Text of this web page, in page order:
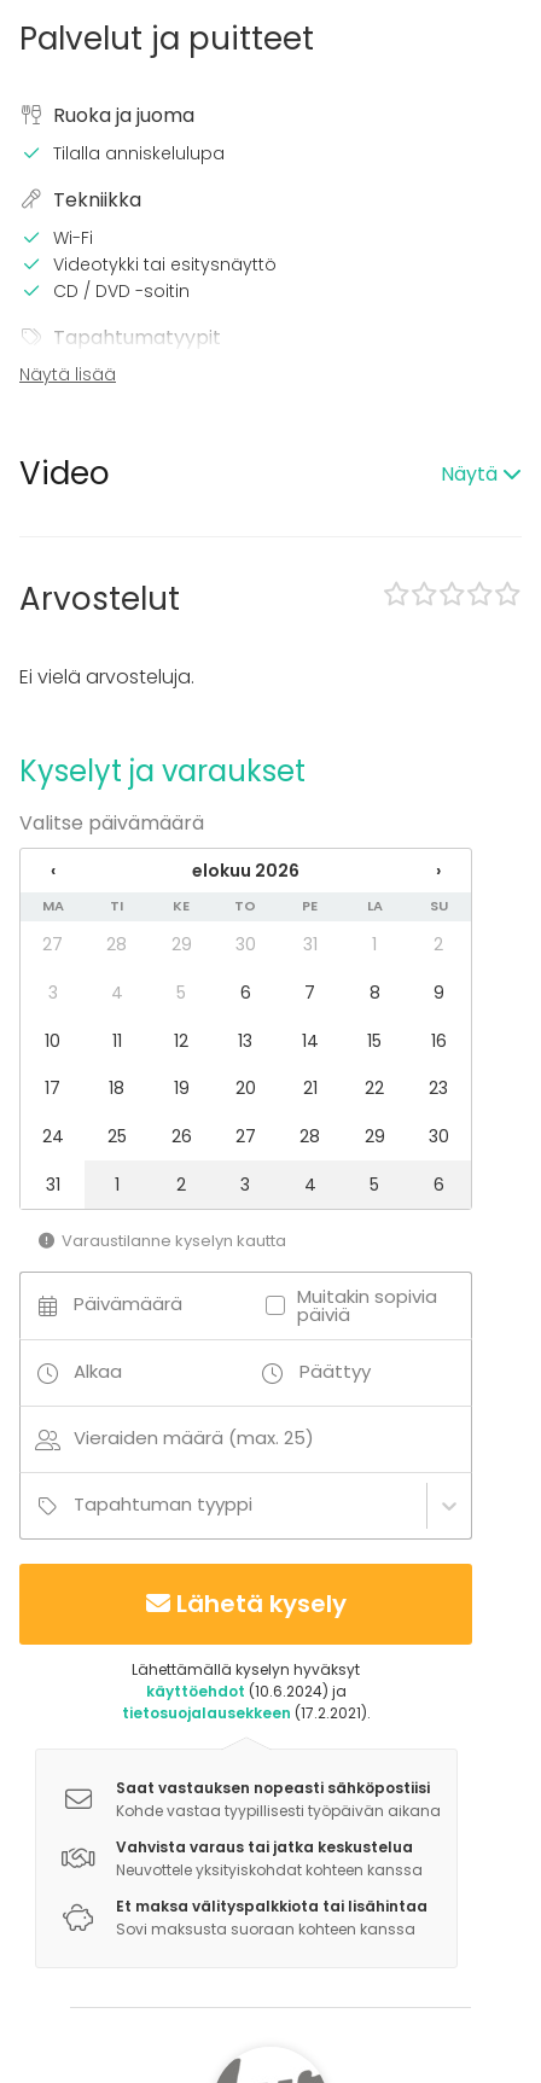
Palvelut ja puitteet
Ruoka ja juoma
Tilalla anniskelulupa
Tekniikka
Wi-Fi
Videotykki tai esitysnäyttö
CD / DVD -soitin
Tapahtumatyypit
Juhlat
Illallinen / lounas
Kokous
Virkistystilaisuus
Mökkireissu / retriitti
Pikkujoulut
Ravintola
Näytä lisää
Video Näytä
Arvostelut
Ei vielä arvosteluja.
Kyselyt ja varaukset
Valitse päivämäärä
‹ elokuu 2026 ›
MA TI KE TO PE LA SU
27 28 29 30 31 1
2
3
4 5 6 7 8
9
10
11 12 13 14 15
16
17
18 19 20 21 22
23
24
25 26 27 28 29
30
31
1 2 3 4 5 6
Varaustilanne kyselyn kautta
Päivämäärä Muitakin sopivia
päiviä
Alkaa Päättyy
Vieraiden määrä (max. 25)
Tapahtuman tyyppi
Lähetä kysely
Lähettämällä kyselyn hyväksyt
käyttöehdot (10.6.2024) ja
tietosuojalausekkeen (17.2.2021).
Saat vastauksen nopeasti sähköpostiisi
Kohde vastaa tyypillisesti työpäivän aikana
Vahvista varaus tai jatka keskustelua
Neuvottele yksityiskohdat kohteen kanssa
Et maksa välityspalkkiota tai lisähintaa
Sovi maksusta suoraan kohteen kanssa